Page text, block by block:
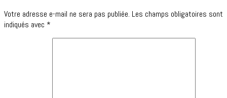
Votre adresse e-mail ne sera pas publiée. Les champs obligatoires sont
indiqués avec *